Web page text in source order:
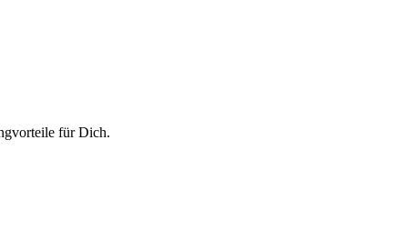
für Dich.